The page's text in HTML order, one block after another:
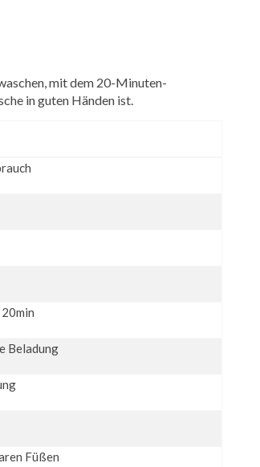
mit dem 20-Minuten-
in guten Händen ist.
Beladung
Füßen